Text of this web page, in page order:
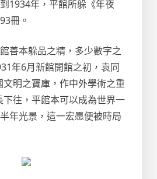
1934年，平館所躲《年夜
冊。
善本躲品之精，多少數字之
年6月新館開館之初，袁同
文明之寶庫，作中外學術之重
下往，平館本可以成為世界一
年光景，這一宏愿便被時局